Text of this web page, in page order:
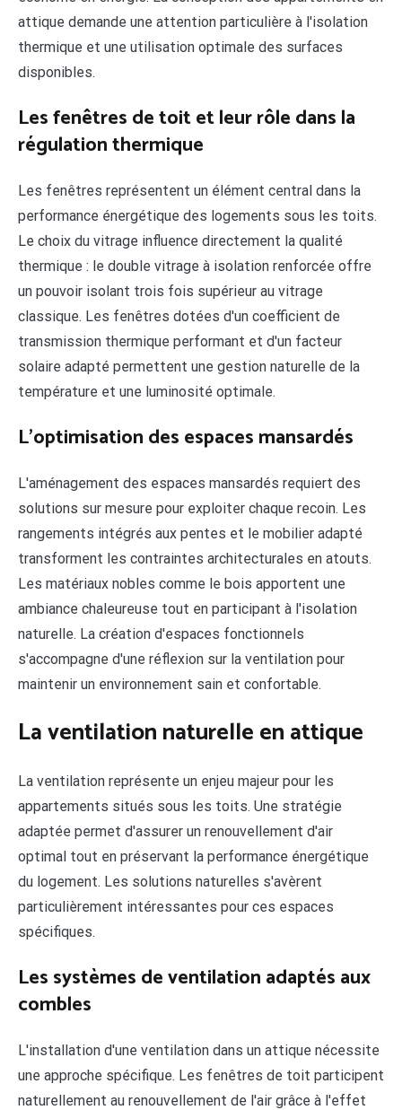
attique demande une attention particulière à l'isolation
thermique et une utilisation optimale des surfaces
disponibles.
Les fenêtres de toit et leur rôle dans la
régulation thermique
Les fenêtres représentent un élément central dans la
performance énergétique des logements sous les toits.
Le choix du vitrage influence directement la qualité
thermique : le double vitrage à isolation renforcée offre
un pouvoir isolant trois fois supérieur au vitrage
classique. Les fenêtres dotées d'un coefficient de
transmission thermique performant et d'un facteur
solaire adapté permettent une gestion naturelle de la
température et une luminosité optimale.
L'optimisation des espaces mansardés
L'aménagement des espaces mansardés requiert des
solutions sur mesure pour exploiter chaque recoin. Les
rangements intégrés aux pentes et le mobilier adapté
transforment les contraintes architecturales en atouts.
Les matériaux nobles comme le bois apportent une
ambiance chaleureuse tout en participant à l'isolation
naturelle. La création d'espaces fonctionnels
s'accompagne d'une réflexion sur la ventilation pour
maintenir un environnement sain et confortable.
La ventilation naturelle en attique
La ventilation représente un enjeu majeur pour les
appartements situés sous les toits. Une stratégie
adaptée permet d'assurer un renouvellement d'air
optimal tout en préservant la performance énergétique
du logement. Les solutions naturelles s'avèrent
particulièrement intéressantes pour ces espaces
spécifiques.
Les systèmes de ventilation adaptés aux
combles
L'installation d'une ventilation dans un attique nécessite
une approche spécifique. Les fenêtres de toit participent
naturellement au renouvellement de l'air grâce à l'effet